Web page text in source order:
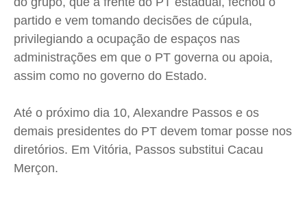
partido e vem tomando decisões de cúpula,
privilegiando a ocupação de espaços nas
administrações em que o PT governa ou apoia,
assim como no governo do Estado.
Até o próximo dia 10, Alexandre Passos e os
demais presidentes do PT devem tomar posse nos
diretórios. Em Vitória, Passos substitui Cacau
Merçon.